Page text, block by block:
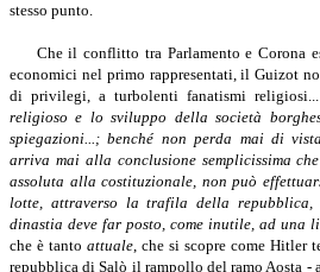
stesso punto.
Che il conflitto tra Parlamento e Corona
economici nel primo rappresentati, il Guizot
di privilegi, a turbolenti fanatismi
religioso e lo sviluppo della società
spiegazioni...; benché non perda mai di
arriva mai alla conclusione semplicissima
assoluta alla costituzionale, non può
lotte, attraverso la trafila della
dinastia deve far posto, come inutile, ad una
che è tanto attuale, che si scopre come Hitler
repubblica di Salò il rampollo del ramo Aosta -